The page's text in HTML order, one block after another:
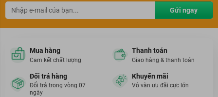
Gửi ngay
Mua hàng
Cam kết chất lượng
Thanh toán
Giao hàng & thanh toán
Đổi trả hàng
Đổi trả trong vòng 07
ngày
Khuyến mãi
Vô vàn ưu đãi cực lớn